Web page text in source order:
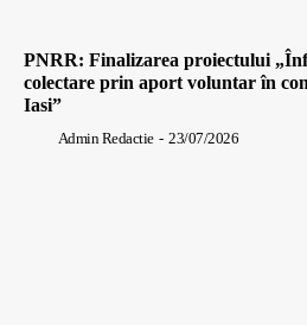
PNRR: Finalizarea proiectului
colectare prin aport voluntar în
Iasi”
Admin Redactie - 23/07/2026